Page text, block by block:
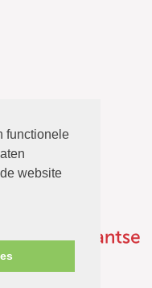
functionele
website